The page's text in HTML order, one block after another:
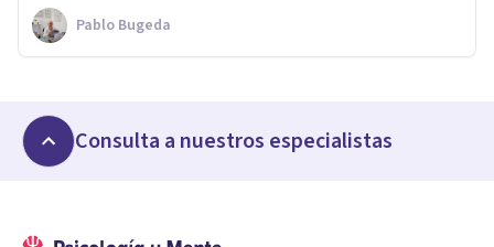
Pablo Bugeda
Consulta a nuestros especialistas